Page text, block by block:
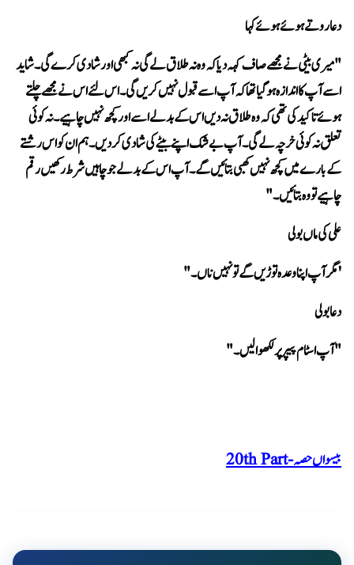
دعا روتے ہوئے ہوئے کہا
چاہیے تو وہ بتائیں۔"
علی کی ماں بولی
'مگر آپ اپنا وعدہ توڑیں گے تو نہیں ناں۔"
دعا بولی
"آپ اسٹام پیپر پر لکھوا لیں۔"
بیسواں حصہ - 20th Part